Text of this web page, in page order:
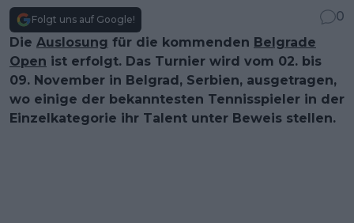
Folgt uns auf Google!
0
Die Auslosung für die kommenden Belgrade
Open ist erfolgt. Das Turnier wird vom 02. bis
09. November in Belgrad, Serbien, ausgetragen,
wo einige der bekanntesten Tennisspieler in der
Einzelkategorie ihr Talent unter Beweis stellen.